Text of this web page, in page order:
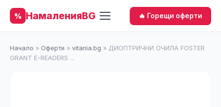
% НамаленияBG 🔥 Горещи оферти
Начало » Оферти » vitania.bg » ДИОПТРИЧНИ ОЧИЛА FOSTER
GRANT E-READERS ...